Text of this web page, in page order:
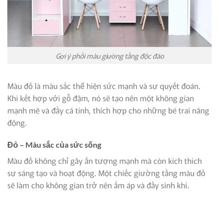
Gợi ý phối màu giường tầng độc đáo
Màu đỏ là màu sắc thể hiện sức mạnh và sự quyết đoán.
Khi kết hợp với gỗ đậm, nó sẽ tạo nên một không gian
mạnh mẽ và đầy cá tính, thích hợp cho những bé trai năng
động.
Đỏ – Màu sắc của sức sống
Màu đỏ không chỉ gây ấn tượng mạnh mà còn kích thích
sự sáng tạo và hoạt động. Một chiếc giường tầng màu đỏ
sẽ làm cho không gian trở nên ấm áp và đầy sinh khí.